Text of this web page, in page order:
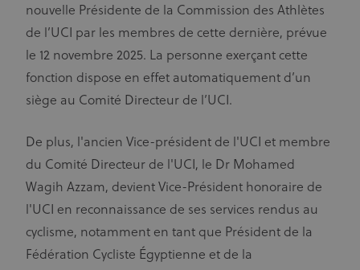
nouvelle Présidente de la Commission des Athlètes
de l’UCI par les membres de cette dernière, prévue
le 12 novembre 2025. La personne exerçant cette
fonction dispose en effet automatiquement d’un
siège au Comité Directeur de l’UCI.
De plus, l'ancien Vice-président de l'UCI et membre
du Comité Directeur de l'UCI, le Dr Mohamed
Wagih Azzam, devient Vice-Président honoraire de
l'UCI en reconnaissance de ses services rendus au
cyclisme, notamment en tant que Président de la
Fédération Cycliste Égyptienne et de la